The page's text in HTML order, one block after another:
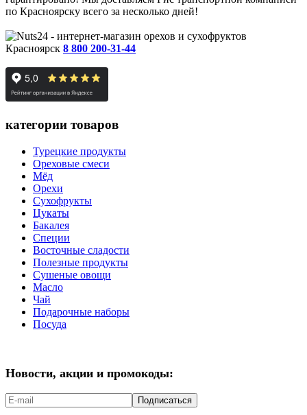
по Красноярску всего за несколько дней!
Красноярск 8 800 200-31-44
категории товаров
Турецкие продукты
Ореховые смеси
Мёд
Орехи
Сухофрукты
Цукаты
Бакалея
Специи
Восточные сладости
Полезные продукты
Сушеные овощи
Масло
Чай
Подарочные наборы
Посуда
Новости, акции и промокоды:
Подписаться